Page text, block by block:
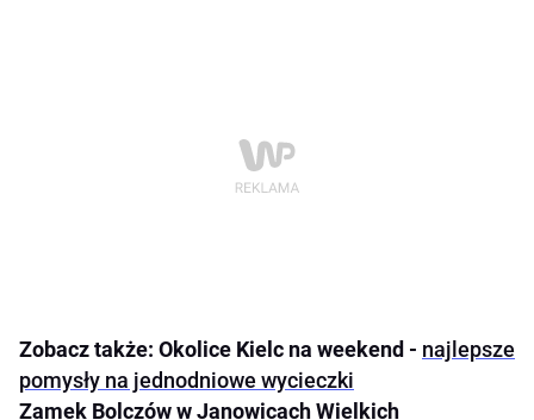
Zobacz także: Okolice Kielc na weekend - najlepsze
pomysły na jednodniowe wycieczki
Zamek Bolczów w Janowicach Wielkich